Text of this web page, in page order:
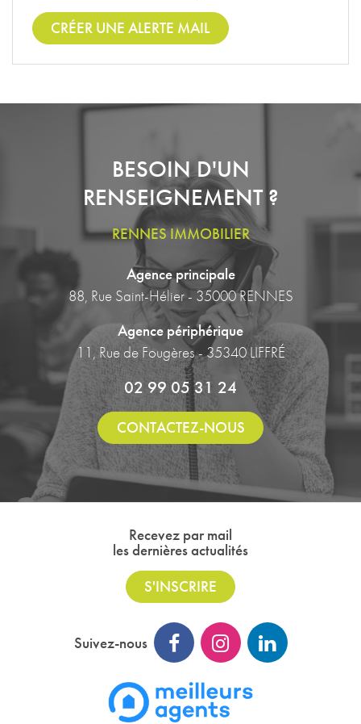
CRÉER UNE ALERTE MAIL
BESOIN D'UN
RENSEIGNEMENT ?
RENNES IMMOBILIER
Agence principale
88, Rue Saint-Hélier - 35000 RENNES
Agence périphérique
11, Rue de Fougères - 35340 LIFFRÉ
02 99 05 31 24
CONTACTEZ-NOUS
Recevez par mail
les dernières actualités
S'INSCRIRE
Suivez-nous